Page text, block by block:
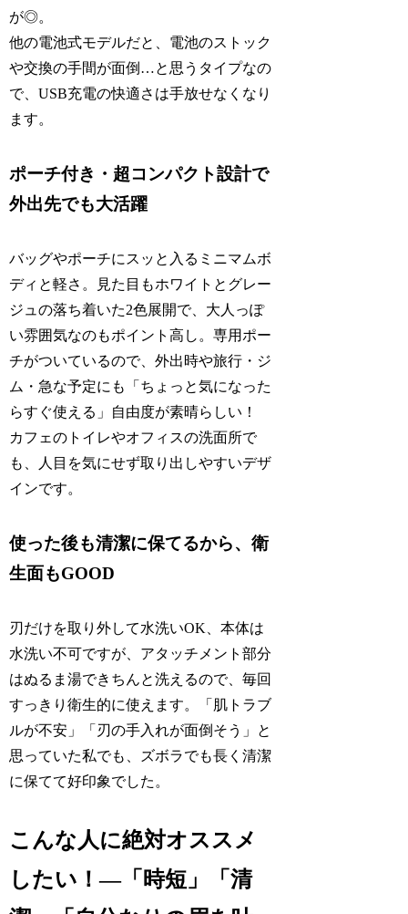
が◎。
他の電池式モデルだと、電池のストック
や交換の手間が面倒…と思うタイプなの
で、USB充電の快適さは手放せなくなり
ます。
ポーチ付き・超コンパクト設計で
外出先でも大活躍
バッグやポーチにスッと入るミニマムボ
ディと軽さ。見た目もホワイトとグレー
ジュの落ち着いた2色展開で、大人っぽ
い雰囲気なのもポイント高し。専用ポー
チがついているので、外出時や旅行・ジ
ム・急な予定にも「ちょっと気になった
らすぐ使える」自由度が素晴らしい！
カフェのトイレやオフィスの洗面所で
も、人目を気にせず取り出しやすいデザ
インです。
使った後も清潔に保てるから、衛
生面もGOOD
刃だけを取り外して水洗いOK、本体は
水洗い不可ですが、アタッチメント部分
はぬるま湯できちんと洗えるので、毎回
すっきり衛生的に使えます。「肌トラブ
ルが不安」「刃の手入れが面倒そう」と
思っていた私でも、ズボラでも長く清潔
に保てて好印象でした。
こんな人に絶対オススメ
したい！―「時短」「清